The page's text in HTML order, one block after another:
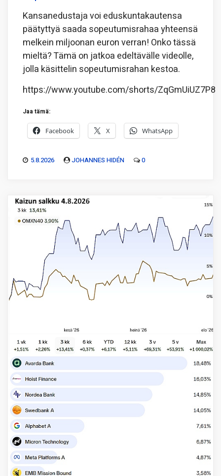
Kansanedustaja voi eduskuntakautensa
päätyttyä saada sopeutumisrahaa yhteensä
melkein miljoonan euron verran! Onko tässä
mieltä? Tämä on jatkoa edeltävälle videolle,
jolla käsittelin sopeutumisrahan kestoa.
https://www.youtube.com/shorts/ZqGmUiUZ7P8
Jaa tämä:
Facebook X WhatsApp
5.8.2026 JOHANNES HIDÉN 0